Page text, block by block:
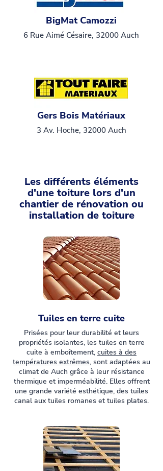
BigMat Camozzi
6 Rue Aimé Césaire, 32000 Auch
Gers Bois Matériaux
3 Av. Hoche, 32000 Auch
Les différents éléments
d'une toiture lors d'un
chantier de rénovation ou
installation de toiture
Tuiles en terre cuite
Prisées pour leur durabilité et leurs
propriétés isolantes, les tuiles en terre
cuite à emboîtement, cuites à des
températures extrêmes, sont adaptées au
climat de Auch grâce à leur résistance
thermique et imperméabilité. Elles offrent
une grande variété esthétique, des tuiles
canal aux tuiles romanes et tuiles plates.